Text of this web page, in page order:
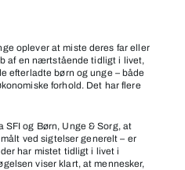
oplever at miste deres far eller
af en nærtstående tidligt i livet,
efterladte børn og unge – både
forhold. Det har flere
SFI og Børn, Unge & Sorg, at
ved sigtelser generelt – er
har mistet tidligt i livet i
viser klart, at mennesker,